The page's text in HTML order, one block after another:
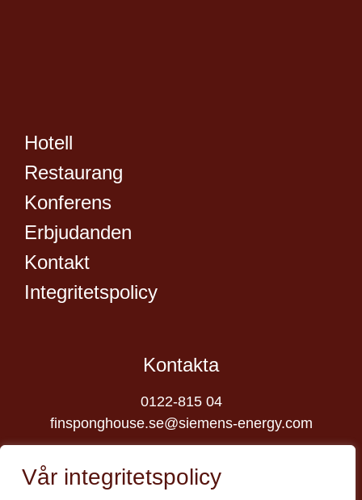
Vår integritetspolicy
Hotell
Restaurang
Konferens
Erbjudanden
Kontakt
Integritetspolicy
Kontakta
0122-815 04
finsponghouse.se@siemens-energy.com
Besök oss